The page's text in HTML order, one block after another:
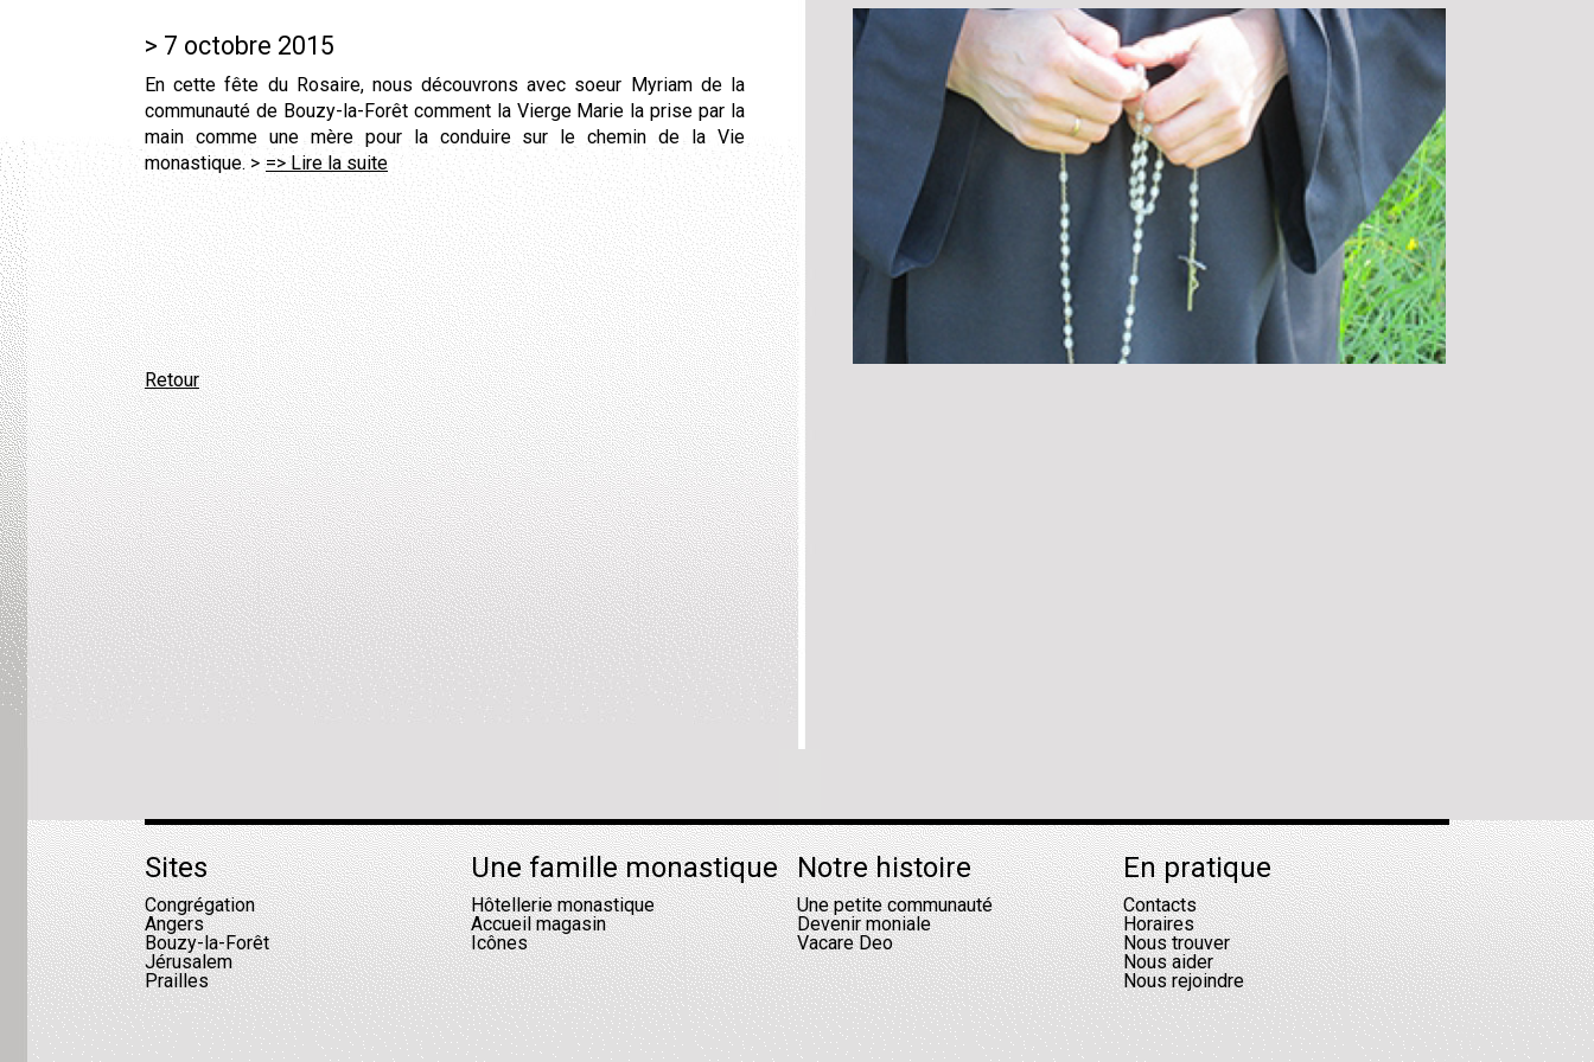
7 octobre 2015
En cette fête du Rosaire, nous découvrons avec soeur Myriam de la
communauté de Bouzy-la-Forêt comment la Vierge Marie la prise par la
main comme une mère pour la conduire sur le chemin de la Vie
monastique.
=> Lire la suite
Retour
Sites
Congrégation
Angers
Bouzy-la-Forêt
Jérusalem
Prailles
Une famille monastique
Hôtellerie monastique
Accueil magasin
Icônes
Notre histoire
Une petite communauté
Devenir moniale
Vacare Deo
En pratique
Contacts
Horaires
Nous trouver
Nous aider
Nous rejoindre